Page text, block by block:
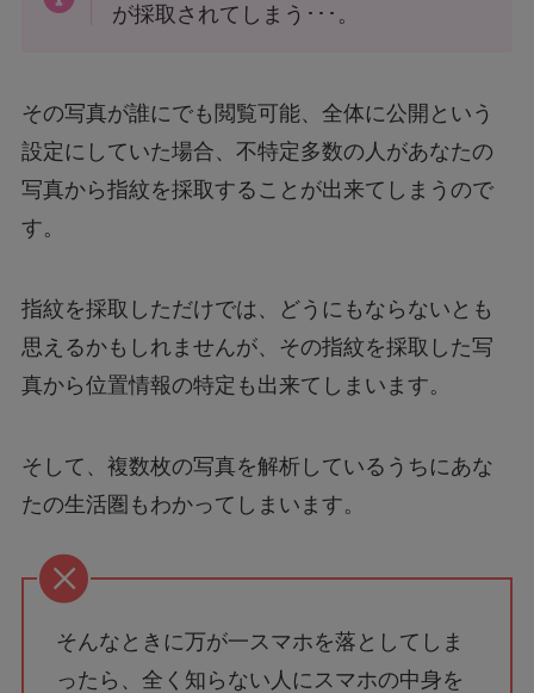
が採取されてしまう･･･。
その写真が誰にでも閲覧可能、全体に公開という
設定にしていた場合、不特定多数の人があなたの
写真から指紋を採取することが出来てしまうので
す。
指紋を採取しただけでは、どうにもならないとも
思えるかもしれませんが、その指紋を採取した写
真から位置情報の特定も出来てしまいます。
そして、複数枚の写真を解析しているうちにあな
たの生活圏もわかってしまいます。
そんなときに万が一スマホを落としてしま
ったら、全く知らない人にスマホの中身を